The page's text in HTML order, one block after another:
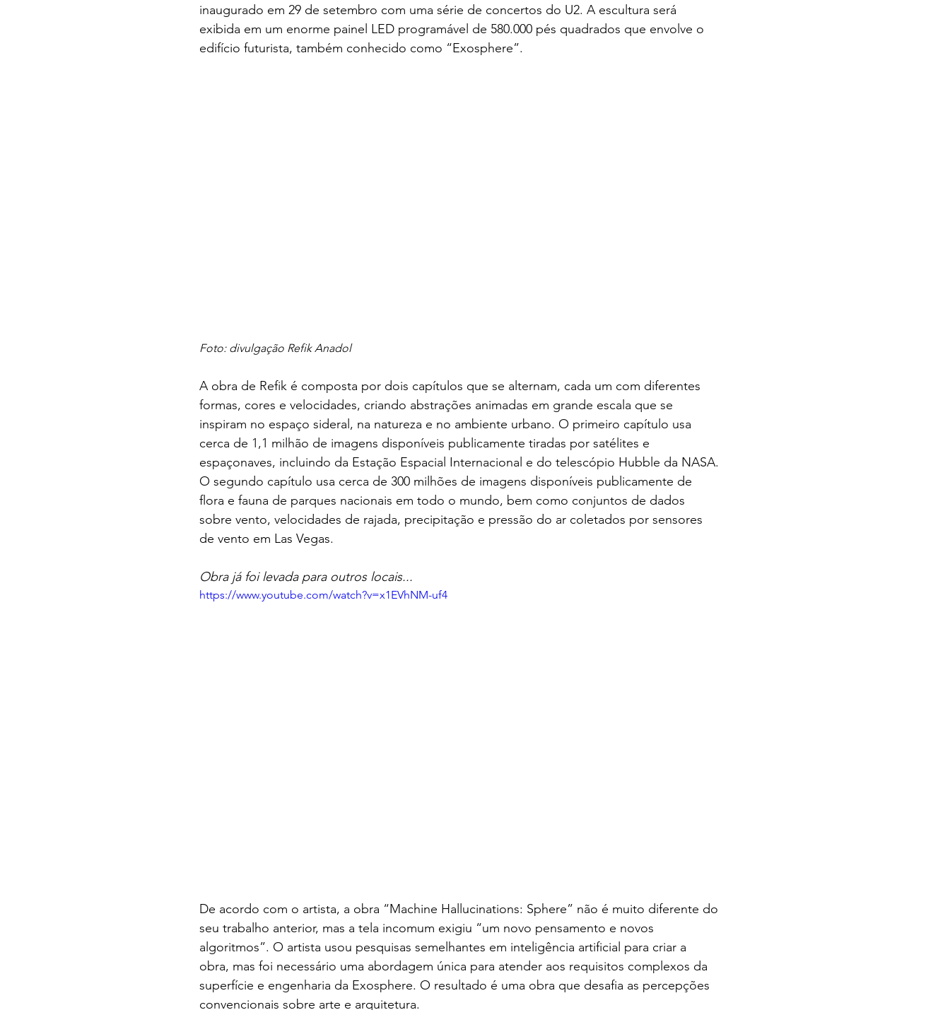
inaugurado em 29 de setembro com uma série de concertos do U2. A escultura será
exibida em um enorme painel LED programável de 580.000 pés quadrados que envolve o
edifício futurista, também conhecido como “Exosphere”.
Foto: divulgação Refik Anadol
A obra de Refik é composta por dois capítulos que se alternam, cada um com diferentes
formas, cores e velocidades, criando abstrações animadas em grande escala que se
inspiram no espaço sideral, na natureza e no ambiente urbano. O primeiro capítulo usa
cerca de 1,1 milhão de imagens disponíveis publicamente tiradas por satélites e
espaçonaves, incluindo da Estação Espacial Internacional e do telescópio Hubble da NASA.
O segundo capítulo usa cerca de 300 milhões de imagens disponíveis publicamente de
flora e fauna de parques nacionais em todo o mundo, bem como conjuntos de dados
sobre vento, velocidades de rajada, precipitação e pressão do ar coletados por sensores
de vento em Las Vegas.
Obra já foi levada para outros locais...
https://www.youtube.com/watch?v=x1EVhNM-uf4
De acordo com o artista, a obra “Machine Hallucinations: Sphere” não é muito diferente do
seu trabalho anterior, mas a tela incomum exigiu “um novo pensamento e novos
algoritmos”. O artista usou pesquisas semelhantes em inteligência artificial para criar a
obra, mas foi necessário uma abordagem única para atender aos requisitos complexos da
superfície e engenharia da Exosphere. O resultado é uma obra que desafia as percepções
convencionais sobre arte e arquitetura.